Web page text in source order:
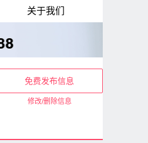
关于我们
免费发布信息
修改/删除信息